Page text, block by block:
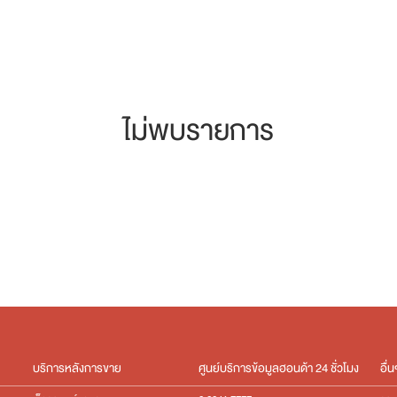
ไม่พบรายการ
บริการหลังการขาย ศูนย์บริการข้อมูลฮอนด้า 24 ชั่วโมง อื่